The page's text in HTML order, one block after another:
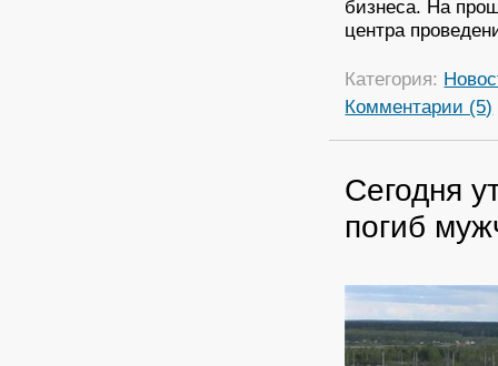
бизнеса. На
центра
Категория:
Комментарии (5)
Сегодня
погиб